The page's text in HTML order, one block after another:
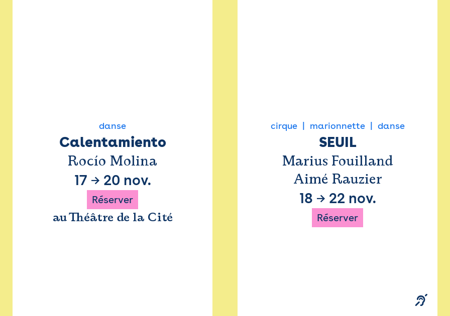
danse
Calentamiento
Rocío Molina
17 → 20 nov.
Réserver
au Théâtre de la Cité
cirque marionnette danse
SEUIL
Marius Fouilland
Aimé Rauzier
18 → 22 nov.
Réserver